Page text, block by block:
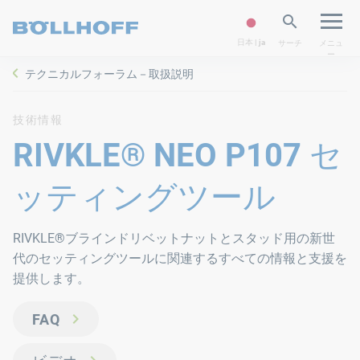
日本 | ja サーチ
メニュ
ー
テクニカルフォーラム－取扱説明
技術情報
RIVKLE® NEO P107 セ
ッティングツール
RIVKLE®ブラインドリベットナットとスタッド用の新世
代のセッティングツールに関連するすべての情報と支援を
提供します。
FAQ